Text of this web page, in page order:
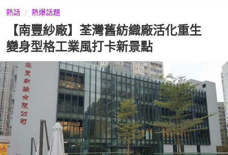
熱話 熱爆話題
【南豐紗廠】荃灣舊紡織廠活化重生
變身型格工業風打卡新景點